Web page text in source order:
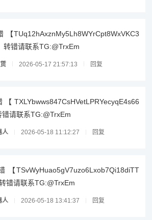
【TUq12hAxznMy5Lh8WYrCpt8WxVKC3
转错请联系TG:@TrxEm
2026-05-17 21:57:13 回复
【 TXLYbwws847CsHVetLPRYecyqE4s66
请联系TG:@TrxEm
人 2026-05-18 11:12:27 回复
【TSvWyHuao5gV7uzo6Lxob7Qi18diTT
错请联系TG:@TrxEm
人 2026-05-18 13:41:37 回复